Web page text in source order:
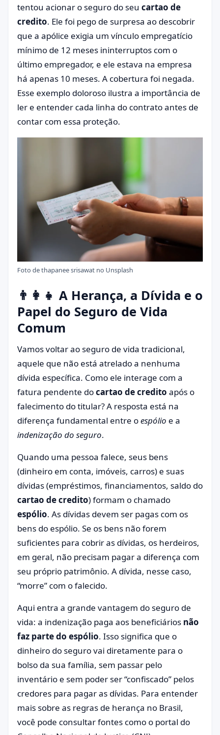
tentou acionar o seguro do seu cartao de
credito. Ele foi pego de surpresa ao descobrir
que a apólice exigia um vínculo empregatício
mínimo de 12 meses ininterruptos com o
último empregador, e ele estava na empresa
há apenas 10 meses. A cobertura foi negada.
Esse exemplo doloroso ilustra a importância de
ler e entender cada linha do contrato antes de
contar com essa proteção.
Foto dethapanee srisawat no Unsplash
👨‍👩‍👧 A Herança, a Dívida e o
Papel do Seguro de Vida
Comum
Vamos voltar ao seguro de vida tradicional,
aquele que não está atrelado a nenhuma
dívida específica. Como ele interage com a
fatura pendente docartao de credito após o
falecimento do titular? A resposta está na
diferença fundamental entre oespólio e a
indenização do seguro.
Quando uma pessoa falece, seus bens
(dinheiro em conta, imóveis, carros) e suas
dívidas (empréstimos, financiamentos, saldo do
cartao de credito) formam o chamado
espólio. As dívidas devem ser pagas com os
bens do espólio. Se os bens não forem
suficientes para cobrir as dívidas, os herdeiros,
em geral, não precisam pagar a diferença com
seu próprio patrimônio. A dívida, nesse caso,
“morre” com o falecido.
Aqui entra a grande vantagem do seguro de
vida: a indenização paga aos beneficiários não
faz parte do espólio. Isso significa que o
dinheiro do seguro vai diretamente para o
bolso da sua família, sem passar pelo
inventário e sem poder ser “confiscado” pelos
credores para pagar as dívidas. Para entender
mais sobre as regras de herança no Brasil,
você pode consultar fontes como o portal do